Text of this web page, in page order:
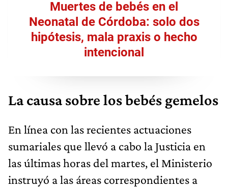
Muertes de bebés en el
Neonatal de Córdoba: solo dos
hipótesis, mala praxis o hecho
intencional
La causa sobre los bebés gemelos
En línea con las recientes actuaciones
sumariales que llevó a cabo la Justicia en
las últimas horas del martes, el Ministerio
instruyó a las áreas correspondientes a